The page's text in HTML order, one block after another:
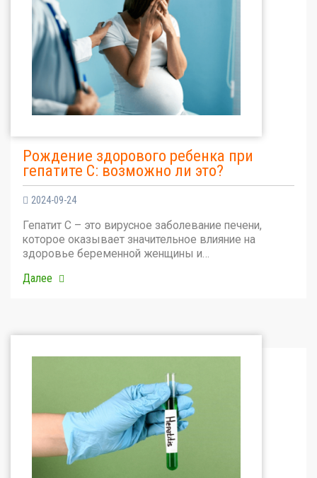
Рождение здорового ребенка при
гепатите С: возможно ли это?
2024-09-24
Гепатит С – это вирусное заболевание печени,
которое оказывает значительное влияние на
здоровье беременной женщины и…
Далее